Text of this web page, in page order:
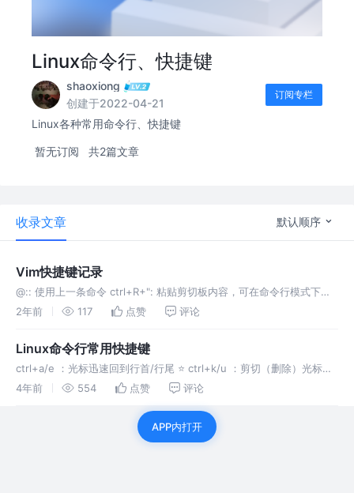
Linux命令行、快捷键
shaoxiong
创建于2022-04-21
订阅专栏
Linux各种常用命令行、快捷键
暂无订阅 共2篇文章
收录文章 默认顺序
Vim快捷键记录
@:: 使用上一条命令 ctrl+R+": 粘贴剪切板内容，可在命令行模式下使
用wwwwwwwwww
2年前 117 点赞 评论
Linux命令行常用快捷键
ctrl+a/e ：光标迅速回到行首/行尾 ⭐️ ctrl+k/u ：剪切（删除）光标处
到行尾/行首的所有字符 ⭐️ ctrl+y 粘贴 15、ctrl+r/g //搜索命令行使用
4年前 554 点赞 评论
APP内打开